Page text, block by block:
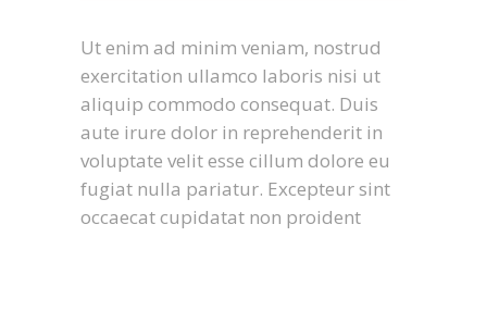
Ut enim ad minim veniam, nostrud
exercitation ullamco laboris nisi ut
aliquip commodo consequat. Duis
aute irure dolor in reprehenderit in
voluptate velit esse cillum dolore eu
fugiat nulla pariatur. Excepteur sint
occaecat cupidatat non proident